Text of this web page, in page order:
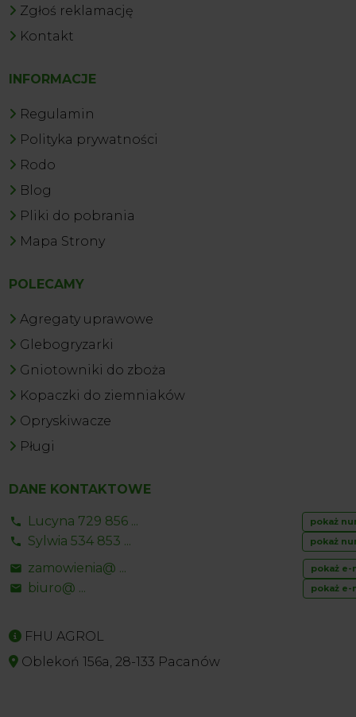
Zgłoś reklamację
Kontakt
INFORMACJE
Regulamin
Polityka prywatności
Rodo
Blog
Pliki do pobrania
Mapa Strony
POLECAMY
Agregaty uprawowe
Glebogryzarki
Gniotowniki do zboża
Kopaczki do ziemniaków
Opryskiwacze
Pługi
DANE KONTAKTOWE
Lucyna 729 856 ... pokaż
Sylwia 534 853 ... pokaż
zamowienia@ ... pokaż e-
biuro@ ... pokaż e-
FHU AGROL
Oblekoń 156a, 28-133 Pacanów